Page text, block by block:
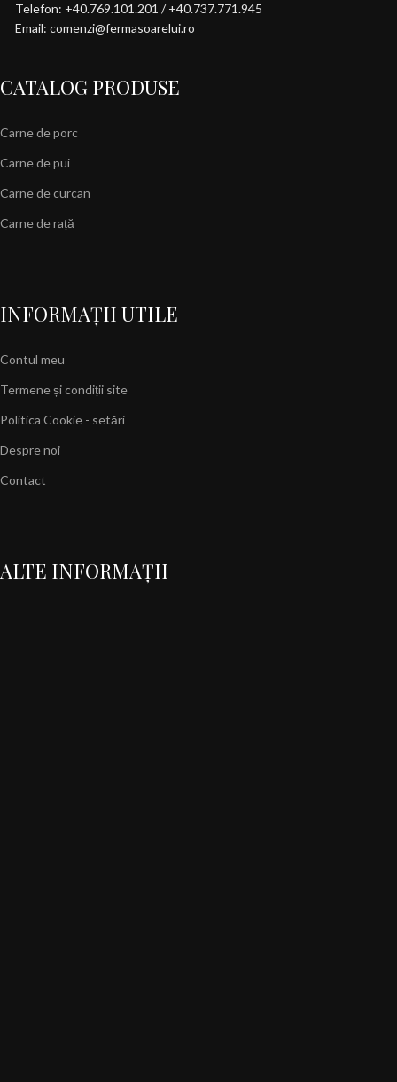
Telefon: +40.769.101.201 / +40.737.771.945
Email: comenzi@fermasoarelui.ro
CATALOG PRODUSE
Carne de porc
Carne de pui
Carne de curcan
Carne de rață
INFORMAȚII UTILE
Contul meu
Termene și condiții site
Politica Cookie - setări
Despre noi
Contact
ALTE INFORMAȚII